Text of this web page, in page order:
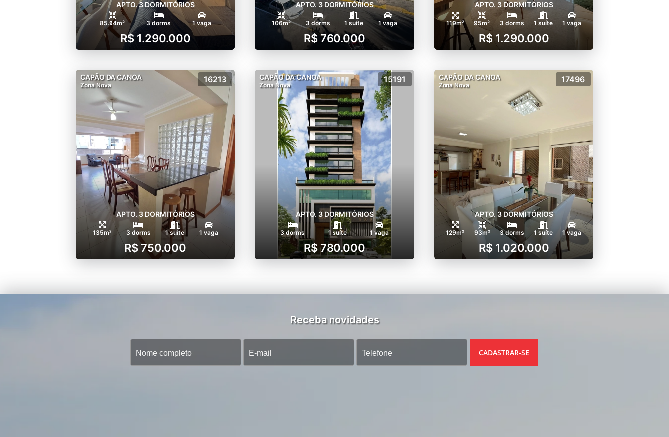
APTO. 3 DORMITÓRIOS
85.94m² 3 dorms 1 vaga
R$ 1.290.000
APTO. 3 DORMITÓRIOS
106m² 3 dorms 1 suíte 1 vaga
R$ 760.000
APTO. 3 DORMITÓRIOS
119m² 95m² 3 dorms 1 suíte 1 vaga
R$ 1.290.000
CAPÃO DA CANOA
Zona Nova
16213
APTO. 3 DORMITÓRIOS
135m² 3 dorms 1 suíte 1 vaga
R$ 750.000
CAPÃO DA CANOA
Zona Nova
15191
APTO. 3 DORMITÓRIOS
3 dorms 1 suíte 1 vaga
R$ 780.000
CAPÃO DA CANOA
Zona Nova
17496
APTO. 3 DORMITÓRIOS
129m² 93m² 3 dorms 1 suíte 1 vaga
R$ 1.020.000
Receba novidades
CADASTRAR-SE